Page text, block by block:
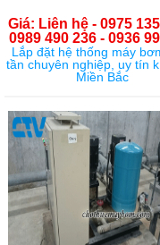
Giá: Liên hệ - 0975
0989 490 236 - 0936
Lắp đặt hệ thống máy
tần chuyên nghiệp, uy tín
Miền Bắc